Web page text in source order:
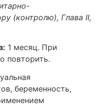
(контролю), Глава II,
1 месяц. При
повторить.
беременность,